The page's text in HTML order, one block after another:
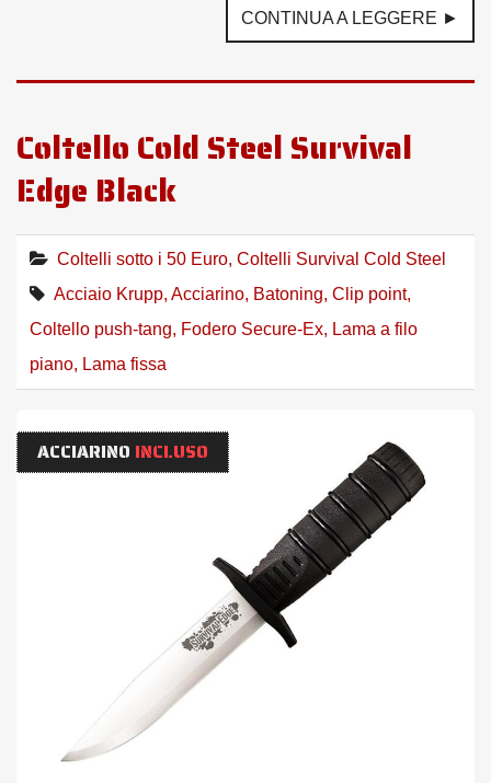
CONTINUA A LEGGERE ►
Coltello Cold Steel Survival
Edge Black
Coltelli sotto i 50 Euro, Coltelli Survival Cold Steel
Acciaio Krupp, Acciarino, Batoning, Clip point,
Coltello push-tang, Fodero Secure-Ex, Lama a filo
piano, Lama fissa
ACCIARINO INCLUSO